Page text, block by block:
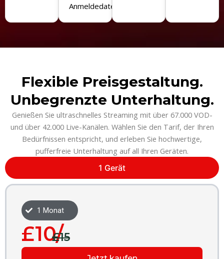
Anmeldedaten.
Flexible Preisgestaltung.
Unbegrenzte Unterhaltung.
Genießen Sie ultraschnelles Streaming mit über 67.000 VOD-
und über 42.000 Live-Kanälen. Wählen Sie den Tarif, der Ihren
Bedürfnissen entspricht, und erleben Sie hochwertige,
pufferfreie Unterhaltung auf all Ihren Geräten.
1 Gerät